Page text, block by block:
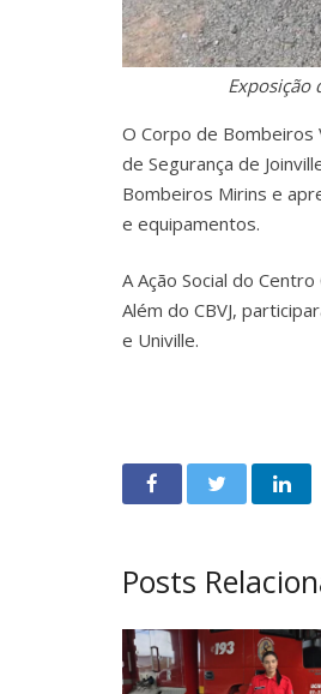
Exposição
O Corpo de Bombeiros
de Segurança de
Bombeiros Mirins e
e equipamentos.
A Ação Social do
Além do CBVJ,
e Univille.
Posts